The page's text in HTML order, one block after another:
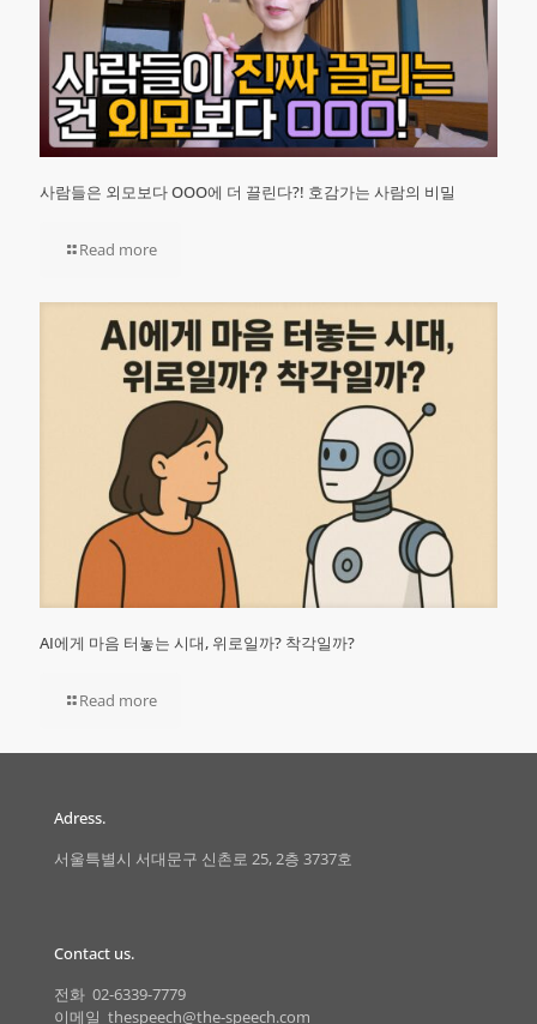
사람들은 외모보다 OOO에 더 끌린다?! 호감가는 사람의 비밀
Read more
AI에게 마음 터놓는 시대, 위로일까? 착각일까?
Read more
Adress.
서울특별시 서대문구 신촌로 25, 2층 3737호
Contact us.
전화 02-6339-7779
이메일 thespeech@the-speech.com